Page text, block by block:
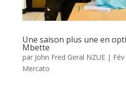
Une saison plus une en
Mbette
par John Fred Geral NZUE|
Mercato